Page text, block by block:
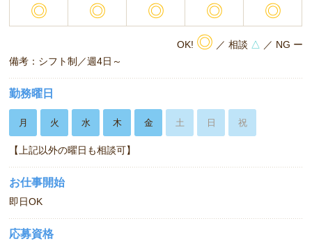
◎ ◎ ◎ ◎ ◎
OK! ◎ ／ 相談 △ ／ NG ー
備考：シフト制／週4日～
勤務曜日
月 火 水 木 金 土 日 祝
【上記以外の曜日も相談可】
お仕事開始
即日OK
応募資格